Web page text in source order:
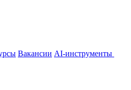
Вакансии AI-инструменты